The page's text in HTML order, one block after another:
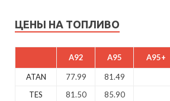
ЦЕНЫ НА ТОПЛИВО
A92 A95 A95+
ATAN 77.99 81.49
TES
81.50 85.90